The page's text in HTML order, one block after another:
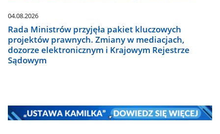
04.08.2026
Rada Ministrów przyjęła pakiet kluczowych
projektów prawnych. Zmiany w mediacjach,
dozorze elektronicznym i Krajowym Rejestrze
Sądowym